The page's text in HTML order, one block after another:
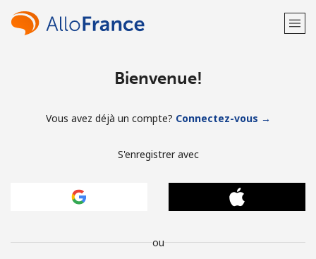
Bienvenue!
Vous avez déjà un compte? Connectez-vous →
S'enregistrer avec
ou